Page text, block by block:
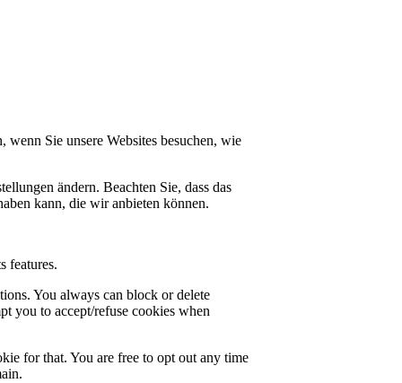
Sie unsere Websites besuchen, wie
ändern. Beachten Sie, dass das
kann, die wir anbieten können.
features.
You always can block or delete
you to accept/refuse cookies when
for that. You are free to opt out any time